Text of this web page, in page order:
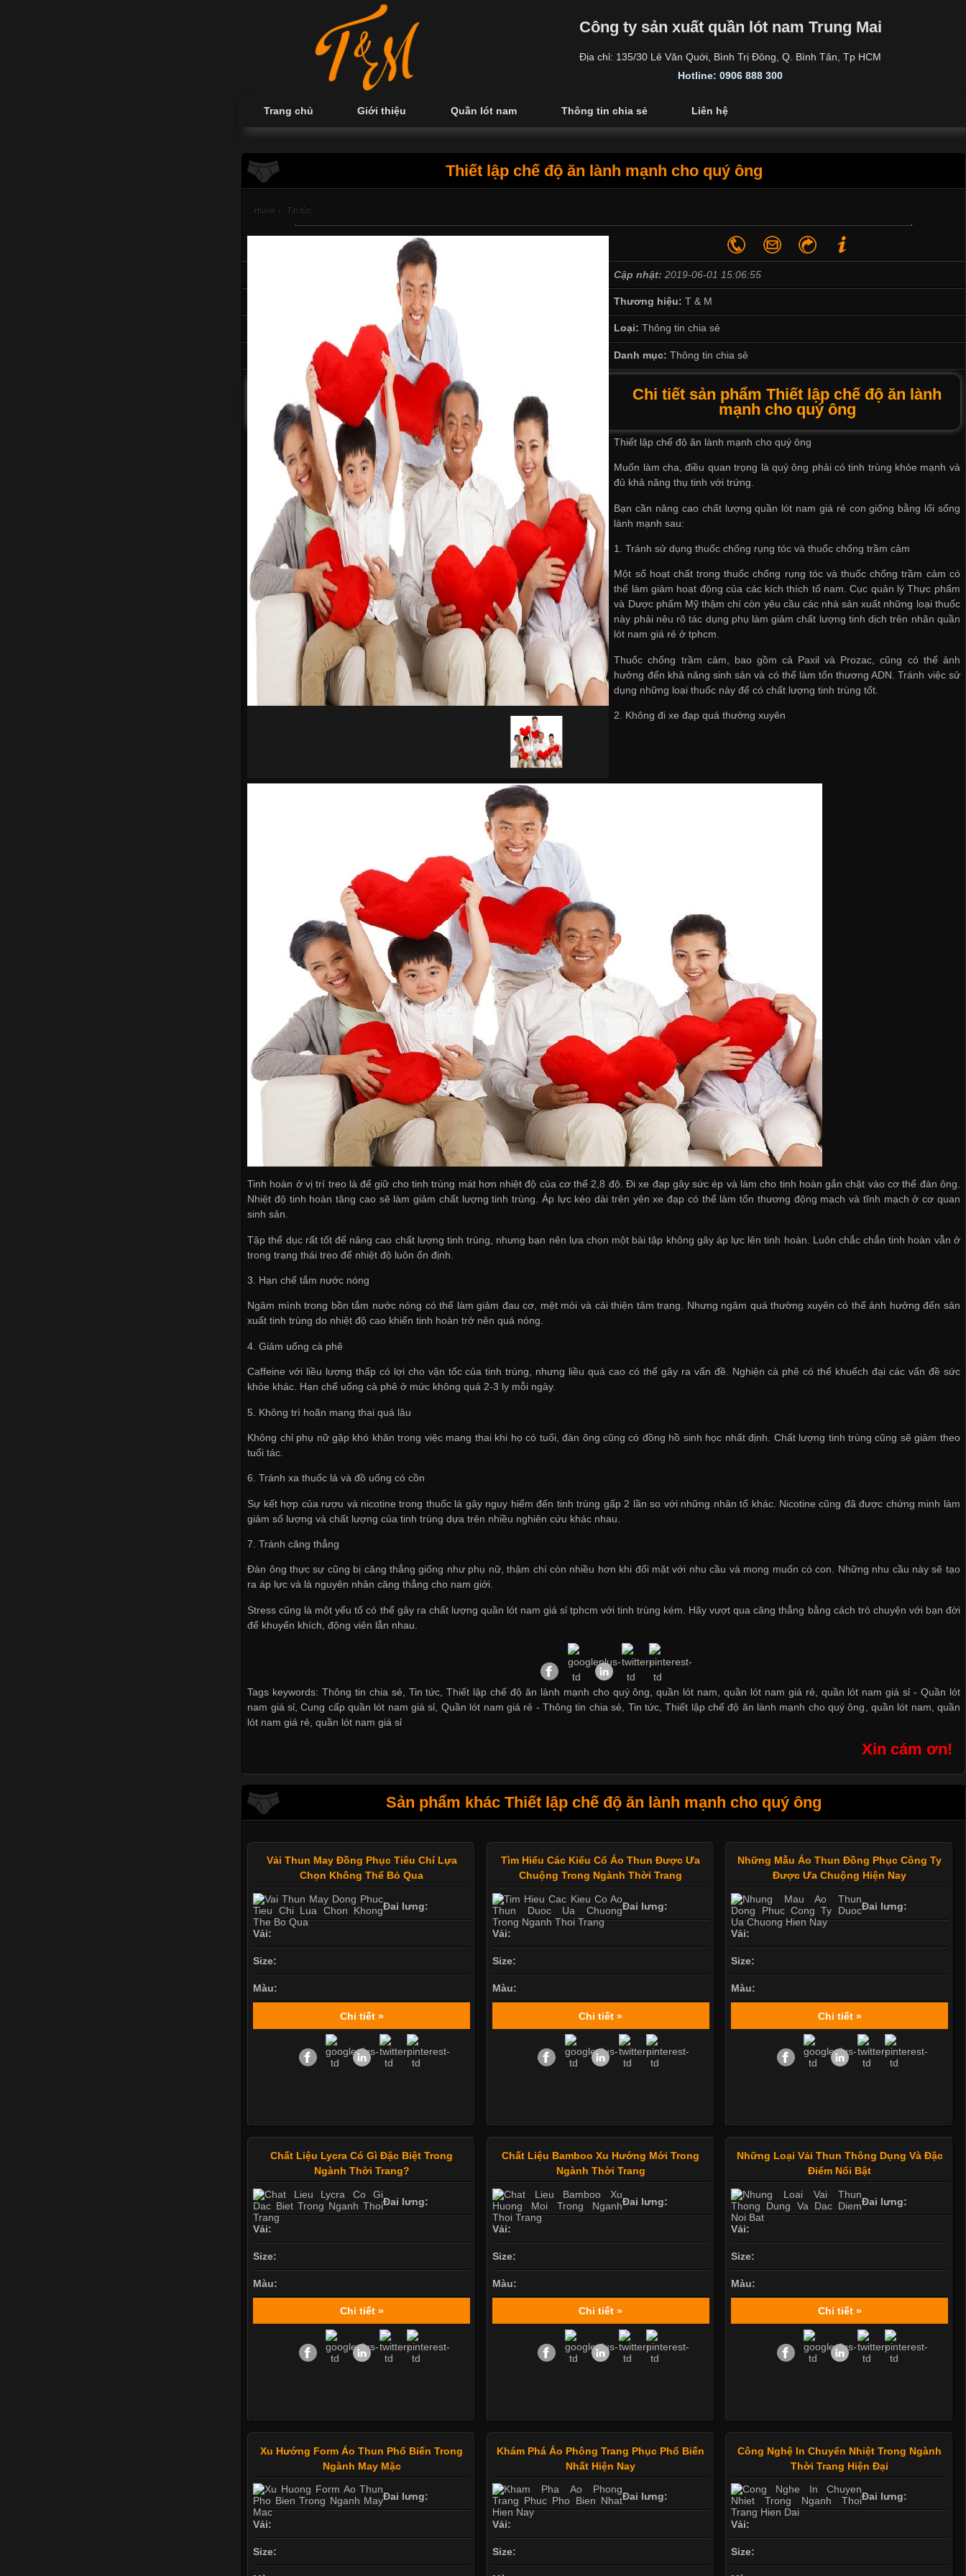
Công ty sản xuất quần lót nam Trung Mai
Địa chỉ: 135/30 Lê Văn Quới, Bình Trị Đông, Q. Bình Tân, Tp HCM
Hotline: 0906 888 300
Trang chủ Giới thiệu Quần lót nam Thông tin chia sẻ Liên hệ
Thiết lập chế độ ăn lành mạnh cho quý ông
Home › Tin tức
Cập nhật: 2019-06-01 15:06:55
Thương hiệu:T & M
Loại: Thông tin chia sẻ
Danh mục: Thông tin chia sẻ
Chi tiết sản phẩm Thiết lập chế độ ăn lành
mạnh cho quý ông
Thiết lập chế độ ăn lành mạnh cho quý ông
Muốn làm cha, điều quan trọng là quý ông phải có tinh trùng khỏe mạnh và
đủ khả năng thụ tinh với trứng.
Bạn cần nâng cao chất lượngquần lót nam giá rẻ con giống bằng lối sống
lành mạnh sau:
1. Tránh sử dụng thuốc chống rụng tóc và thuốc chống trầm cảm
Một số hoạt chất trong thuốc chống rụng tóc và thuốc chống trầm cảm có
thể làm giảm hoạt động của các kích thích tố nam. Cục quản lý Thực phẩm
và Dược phẩm Mỹ thậm chí còn yêu cầu các nhà sản xuất những loại thuốc
này phải nêu rõ tác dụng phụ làm giảm chất lượng tinh dịch trên nhãn quần
lót nam giá rẻ ở tphcm.
Thuốc chống trầm cảm, bao gồm cả Paxil và Prozac, cũng có thể ảnh
hưởng đến khả năng sinh sản và có thể làm tổn thương ADN. Tránh việc sử
dụng những loại thuốc này để có chất lượng tinh trùng tốt.
2. Không đi xe đạp quá thường xuyên
Tinh hoàn ở vị trí treo là để giữ cho tinh trùng mát hơn nhiệt độ của cơ thể 2,8 độ. Đi xe đạp gây sức ép và làm cho tinh hoàn gắn chặt vào cơ thể đàn ông.
Nhiệt độ tinh hoàn tăng cao sẽ làm giảm chất lượng tinh trùng. Áp lực kéo dài trên yên xe đạp có thể làm tổn thương động mạch và tĩnh mạch ở cơ quan
sinh sản.
Tập thể dục rất tốt để nâng cao chất lượng tinh trùng, nhưng bạn nên lựa chọn một bài tập không gây áp lực lên tinh hoàn. Luôn chắc chắn tinh hoàn vẫn ở
trong trạng thái treo để nhiệt độ luôn ổn định.
3. Hạn chế tắm nước nóng
Ngâm mình trong bồn tắm nước nóng có thể làm giảm đau cơ, mệt mỏi và cải thiện tâm trạng. Nhưng ngâm quá thường xuyên có thể ảnh hưởng đến sản
xuất tinh trùng do nhiệt độ cao khiến tinh hoàn trở nên quá nóng.
4. Giảm uống cà phê
Caffeine với liều lượng thấp có lợi cho vận tốc của tinh trùng, nhưng liều quá cao có thể gây ra vấn đề. Nghiện cà phê có thể khuếch đại các vấn đề sức
khỏe khác. Hạn chế uống cà phê ở mức không quá 2-3 ly mỗi ngày.
5. Không trì hoãn mang thai quá lâu
Không chỉ phụ nữ gặp khó khăn trong việc mang thai khi họ có tuổi, đàn ông cũng có đồng hồ sinh học nhất định. Chất lượng tinh trùng cũng sẽ giảm theo
tuổi tác.
6. Tránh xa thuốc lá và đồ uống có cồn
Sự kết hợp của rượu và nicotine trong thuốc lá gây nguy hiểm đến tinh trùng gấp 2 lần so với những nhân tố khác. Nicotine cũng đã được chứng minh làm
giảm số lượng và chất lượng của tinh trùng dựa trên nhiều nghiên cứu khác nhau.
7. Tránh căng thẳng
Đàn ông thực sự cũng bị căng thẳng giống như phụ nữ, thậm chí còn nhiều hơn khi đối mặt với nhu cầu và mong muốn có con. Những nhu cầu này sẽ tạo
ra áp lực và là nguyên nhân căng thẳng cho nam giới.
Stress cũng là một yếu tố có thể gây ra chất lượng quần lót nam giá sỉ tphcm với tinh trùng kém. Hãy vượt qua căng thẳng bằng cách trò chuyện với bạn đời
để khuyến khích, động viên lẫn nhau.
Tags keywords: Thông tin chia sẻ, Tin tức, Thiết lập chế độ ăn lành mạnh cho quý ông, quần lót nam, quần lót nam giá rẻ, quần lót nam giá sỉ - Quần lót
nam giá sỉ,Cung cấp quần lót nam giá sỉ Quần lót nam giá rẻ -Thông tin chia sẻ Tin tức,Thiết lập chế độ ăn lành mạnh cho quý ông quần lót nam quần
lót nam giá rẻ ,quần lót nam giá sỉ
Xin cám ơn!
Sản phẩm khác Thiết lập chế độ ăn lành mạnh cho quý ông
Vải Thun May Đồng Phục Tiêu Chí Lựa
Chọn Không Thể Bỏ Qua
Đai lưng:
Vải:
Size:
Màu:
Chi tiết »
Tìm Hiểu Các Kiểu Cổ Áo Thun Được Ưa
Chuộng Trong Ngành Thời Trang
Đai lưng:
Vải:
Size:
Màu:
Chi tiết »
Những Mẫu Áo Thun Đồng Phục Công Ty
Được Ưa Chuộng Hiện Nay
Đai lưng:
Vải:
Size:
Màu:
Chi tiết »
Chất Liệu Lycra Có Gì Đặc Biệt Trong
Ngành Thời Trang?
Đai lưng:
Vải:
Size:
Màu:
Chi tiết »
Chất Liệu Bamboo Xu Hướng Mới Trong
Ngành Thời Trang
Đai lưng:
Vải:
Size:
Màu:
Chi tiết »
Những Loại Vải Thun Thông Dụng Và Đặc
Điểm Nổi Bật
Đai lưng:
Vải:
Size:
Màu:
Chi tiết »
Xu Hướng Form Áo Thun Phổ Biến Trong
Ngành May Mặc
Đai lưng:
Vải:
Size:
Khám Phá Áo Phông Trang Phục Phổ Biến
Nhất Hiện Nay
Đai lưng:
Vải:
Size:
Công Nghệ In Chuyển Nhiệt Trong Ngành
Thời Trang Hiện Đại
Đai lưng:
Vải:
Size: